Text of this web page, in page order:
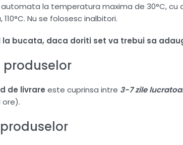
la temperatura maxima de 30°C,
Nu se folosesc inalbitori.
la bucata, daca doriti set va trebui sa
produselor
de livrare este cuprinsa intre 3-7 zile